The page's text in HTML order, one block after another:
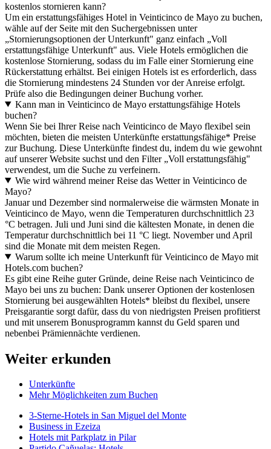
kostenlos stornieren kann?
Um ein erstattungsfähiges Hotel in Veinticinco de Mayo zu buchen,
wähle auf der Seite mit den Suchergebnissen unter
„Stornierungsoptionen der Unterkunft" ganz einfach „Voll
erstattungsfähige Unterkunft" aus. Viele Hotels ermöglichen die
kostenlose Stornierung, sodass du im Falle einer Stornierung eine
Rückerstattung erhältst. Bei einigen Hotels ist es erforderlich, dass
die Stornierung mindestens 24 Stunden vor der Anreise erfolgt.
Prüfe also die Bedingungen deiner Buchung vorher.
Kann man in Veinticinco de Mayo erstattungsfähige Hotels
buchen?
Wenn Sie bei Ihrer Reise nach Veinticinco de Mayo flexibel sein
möchten, bieten die meisten Unterkünfte erstattungsfähige* Preise
zur Buchung. Diese Unterkünfte findest du, indem du wie gewohnt
auf unserer Website suchst und den Filter „Voll erstattungsfähig"
verwendest, um die Suche zu verfeinern.
Wie wird während meiner Reise das Wetter in Veinticinco de
Mayo?
Januar und Dezember sind normalerweise die wärmsten Monate in
Veinticinco de Mayo, wenn die Temperaturen durchschnittlich 23
°C betragen. Juli und Juni sind die kältesten Monate, in denen die
Temperatur durchschnittlich bei 11 °C liegt. November und April
sind die Monate mit dem meisten Regen.
Warum sollte ich meine Unterkunft für Veinticinco de Mayo mit
Hotels.com buchen?
Es gibt eine Reihe guter Gründe, deine Reise nach Veinticinco de
Mayo bei uns zu buchen: Dank unserer Optionen der kostenlosen
Stornierung bei ausgewählten Hotels* bleibst du flexibel, unsere
Preisgarantie sorgt dafür, dass du von niedrigsten Preisen profitierst
und mit unserem Bonusprogramm kannst du Geld sparen und
nebenbei Prämiennächte verdienen.
Weiter erkunden
Unterkünfte
Mehr Möglichkeiten zum Buchen
3-Sterne-Hotels in San Miguel del Monte
Business in Ezeiza
Hotels mit Parkplatz in Pilar